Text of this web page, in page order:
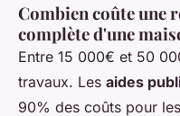
Combien coûte une
complète d'une
Entre 15 000€ et 50
travaux. Les aides
90% des coûts pour